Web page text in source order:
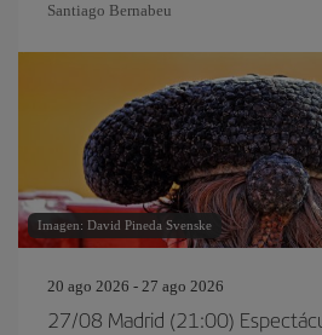
Santiago Bernabeu
Imagen: David Pineda Svenske
20 ago 2026 - 27 ago 2026
27/08 Madrid (21:00)